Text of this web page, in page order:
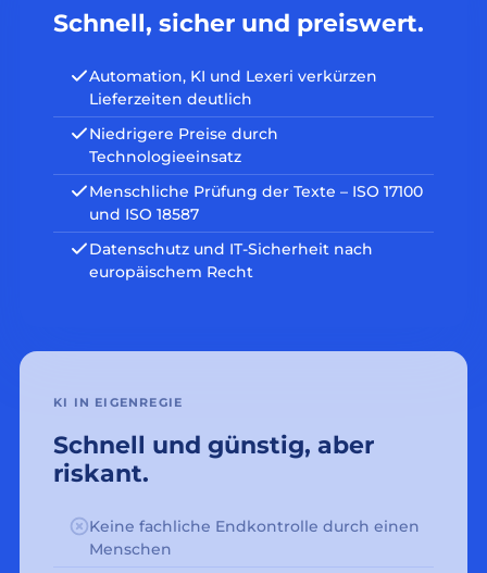
Schnell, sicher und preiswert.
Automation, KI und Lexeri verkürzen
Lieferzeiten deutlich
Niedrigere Preise durch
Technologieeinsatz
Menschliche Prüfung der Texte – ISO 17100
und ISO 18587
Datenschutz und IT-Sicherheit nach
europäischem Recht
KI IN EIGENREGIE
Schnell und günstig, aber
riskant.
Keine fachliche Endkontrolle durch einen
Menschen